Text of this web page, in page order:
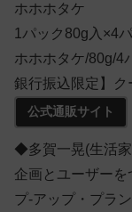
ホホホタケ
1パック80g入×4
ホホホタケ/80g/4
銀行振込限定】ク
公式通販サイト
◆多賀一晃(生活
企画とユーザー
プ-アップ・プラ